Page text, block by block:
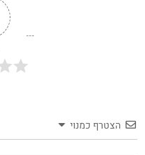
הצטרף כמנוי